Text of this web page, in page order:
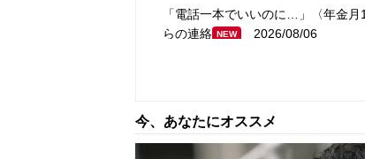
「電話一本でいいのに…」〈年金
らの連絡
NEW 2026/08/06
「今晩はパン1個で我慢するよ」〈
「今日の夕飯、また増やさなきゃ…
を素直に喜べなくなったワケ NEW
今、あなたにオススメ